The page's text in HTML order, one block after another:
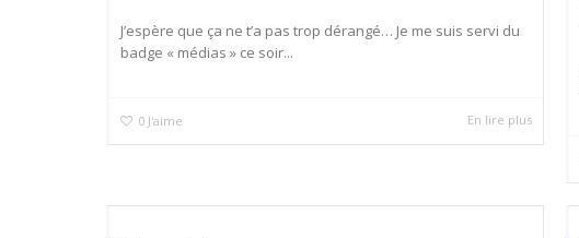
J’espère que ça ne t’a pas trop dérangé… Je me suis servi du
badge « médias » ce soir...
0 J'aime En lire plus